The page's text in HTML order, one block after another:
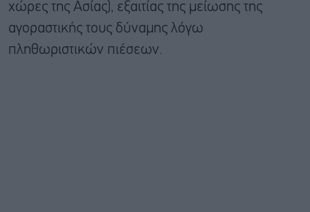
χώρες της Ασίας), εξαιτίας της μείωσης της
αγοραστικής τους δύναμης λόγω
πληθωριστικών πιέσεων.